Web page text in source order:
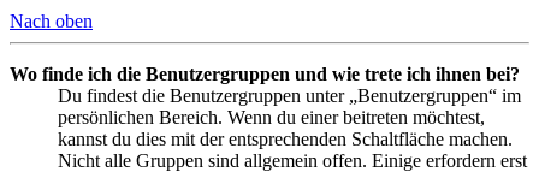
Nach oben
Wo finde ich die Benutzergruppen und wie trete ich ihnen bei?
Du findest die Benutzergruppen unter „Benutzergruppen“ im
persönlichen Bereich. Wenn du einer beitreten möchtest,
kannst du dies mit der entsprechenden Schaltfläche machen.
Nicht alle Gruppen sind allgemein offen. Einige erfordern erst